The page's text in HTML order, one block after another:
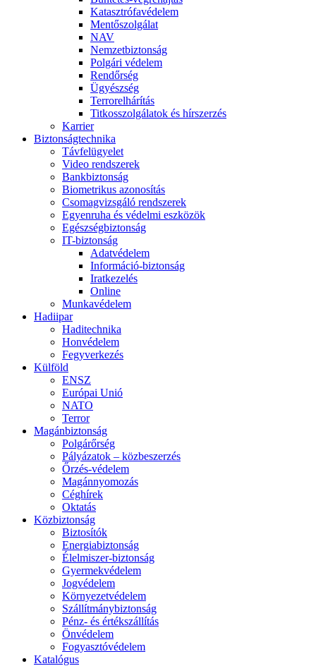
Katasztrófavédelem
Mentőszolgálat
NAV
Nemzetbiztonság
Polgári védelem
Rendőrség
Ügyészség
Terrorelhárítás
Titkosszolgálatok és hírszerzés
Karrier
Biztonságtechnika
Távfelügyelet
Video rendszerek
Bankbiztonság
Biometrikus azonosítás
Csomagvizsgáló rendszerek
Egyenruha és védelmi eszközök
Egészségbiztonság
IT-biztonság
Adatvédelem
Információ-biztonság
Iratkezelés
Online
Munkavédelem
Hadiipar
Haditechnika
Honvédelem
Fegyverkezés
Külföld
ENSZ
Európai Unió
NATO
Terror
Magánbiztonság
Polgárőrség
Pályázatok – közbeszerzés
Őrzés-védelem
Magánnyomozás
Céghírek
Oktatás
Közbiztonság
Biztosítók
Energiabiztonság
Élelmiszer-biztonság
Gyermekvédelem
Jogvédelem
Környezetvédelem
Szállítmánybiztonság
Pénz- és értékszállítás
Önvédelem
Fogyasztóvédelem
Katalógus